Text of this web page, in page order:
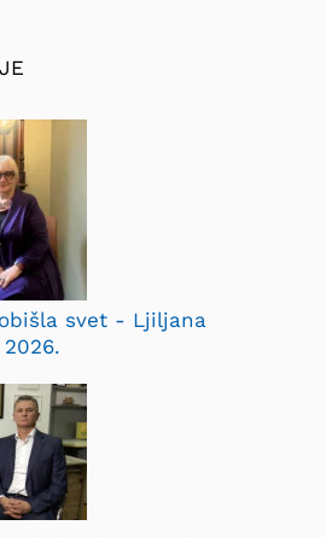
svet - Ljiljana